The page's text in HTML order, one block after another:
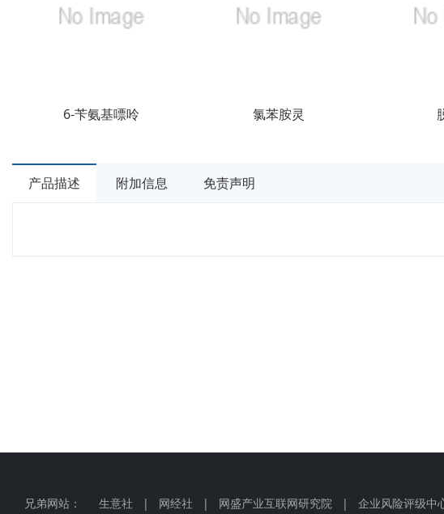
6-苄氨基嘌呤 氯苯胺灵
产品描述 附加信息 免责声明
兄弟网站： 生意社 | 网经社 | 网盛产业互联网研究院 | 企业风险评级中